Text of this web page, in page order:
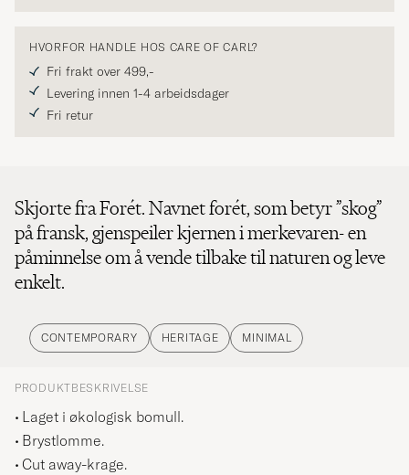
HVORFOR HANDLE HOS CARE OF CARL?
Fri frakt over 499,-
Levering innen 1-4 arbeidsdager
Fri retur
Skjorte fra Forét. Navnet forét, som betyr ”skog”
på fransk, gjenspeiler kjernen i merkevaren- en
påminnelse om å vende tilbake til naturen og leve
enkelt.
CONTEMPORARY HERITAGE MINIMAL
PRODUKTBESKRIVELSE
Laget i økologisk bomull.
Brystlomme.
Cut away-krage.